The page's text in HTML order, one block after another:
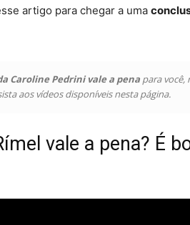
artigo para chegar a uma
Caroline Pedrini vale a penapara você,
aos vídeos disponíveis nesta página.
vale a pena? É